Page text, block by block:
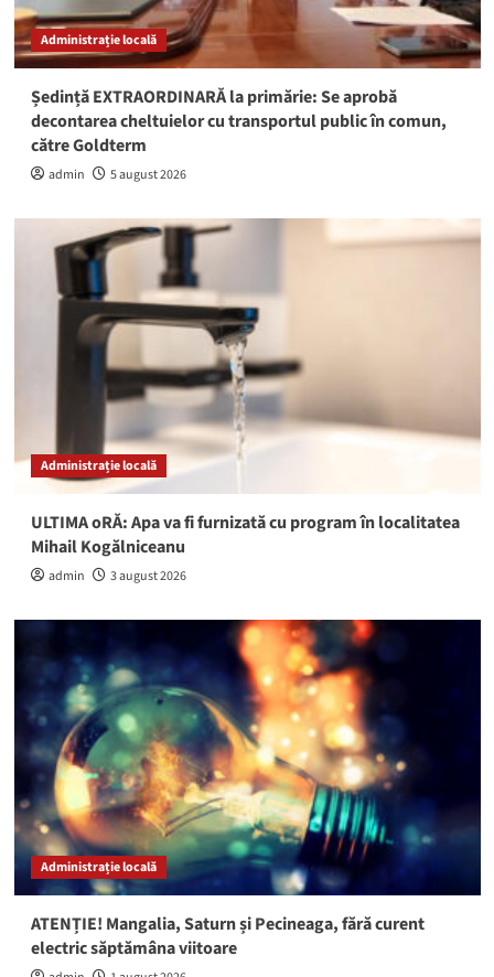
Administrație locală
Ședință EXTRAORDINARĂ la primărie: Se aprobă
decontarea cheltuielor cu transportul public în comun,
către Goldterm
admin 5 august 2026
Administrație locală
ULTIMA oRĂ: Apa va fi furnizată cu program în localitatea
Mihail Kogălniceanu
admin 3 august 2026
Administrație locală
ATENȚIE! Mangalia, Saturn și Pecineaga, fără curent
electric săptămâna viitoare